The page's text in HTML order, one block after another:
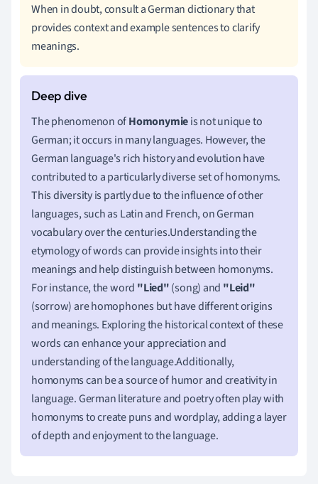
When in doubt, consult a German dictionary that
provides context and example sentences to clarify
meanings.
The phenomenon ofHomonymieis not unique to
German; it occurs in many languages. However, the
German language's rich history and evolution have
contributed to a particularly diverse set of homonyms.
This diversity is partly due to the influence of other
languages, such as Latin and French, on German
vocabulary over the centuries.Understanding the
etymology of words can provide insights into their
meanings and help distinguish between homonyms.
For instance, the word "Lied"(song) and "Leid"
(sorrow) are homophones but have different origins
and meanings. Exploring the historical context of these
words can enhance your appreciation and
understanding of the language.Additionally,
homonyms can be a source of humor and creativity in
language. German literature and poetry often play with
homonyms to create puns and wordplay, adding a layer
of depth and enjoyment to the language.